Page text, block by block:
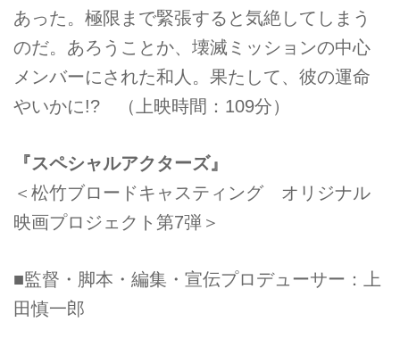
あった。極限まで緊張すると気絶してしまう
のだ。あろうことか、壊滅ミッションの中心
メンバーにされた和人。果たして、彼の運命
やいかに!? （上映時間：109分）
『スペシャルアクターズ』
＜松竹ブロードキャスティング オリジナル
映画プロジェクト第7弾＞
■監督・脚本・編集・宣伝プロデューサー：上
田慎一郎